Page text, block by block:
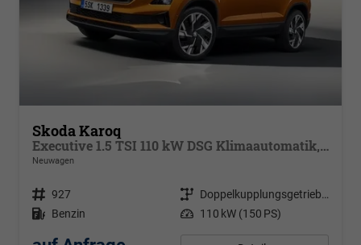
Skoda Karoq
Executive 1.5 TSI 110 kW DSG Klimaautomatik, Metallfarbe, ACC ,PDC v+h, LED, Smart Link, Rückkamera, Sun Set, Reserverad, 4 Jahre Garantie
Neuwagen
Fahrzeugnr. 927 Getriebe
Doppelkupplungsgetriebe (DSG)
Kraftstoff Benzin Leistung 110 kW (150 PS)